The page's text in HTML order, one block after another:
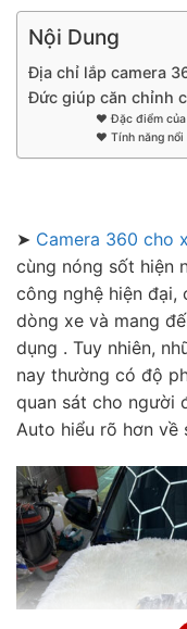
Nội Dung
Địa chỉ lắp camera
Đức giúp căn chỉnh
♥︎ Đặc điểm của
♥︎ Tính năng nổi
➤ Camera 360 cho
cùng nóng sốt hiện
công nghệ hiện
dòng xe và mang
dụng . Tuy nhiên,
nay thường có độ
quan sát cho người
Auto hiểu rõ hơn về